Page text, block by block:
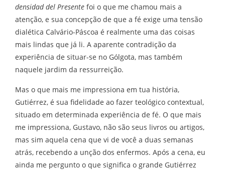
densidad del Presente foi o que me chamou mais a
atenção, e sua concepção de que a fé exige uma tensão
dialética Calvário-Páscoa é realmente uma das coisas
mais lindas que já li. A aparente contradição da
experiência de situar-se no Gólgota, mas também
naquele jardim da ressurreição.
Mas o que mais me impressiona em tua história,
Gutiérrez, é sua fidelidade ao fazer teológico contextual,
situado em determinada experiência de fé. O que mais
me impressiona, Gustavo, não são seus livros ou artigos,
mas sim aquela cena que vi de você a duas semanas
atrás, recebendo a unção dos enfermos. Após a cena, eu
ainda me pergunto o que significa o grande Gutiérrez